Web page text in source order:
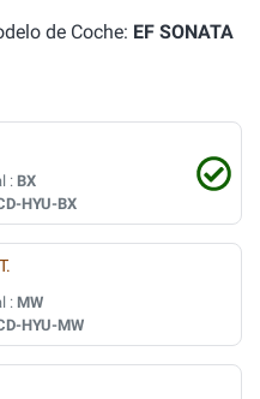
de Coche: EF SONATA
: BX
HYU-BX
: MW
HYU-MW